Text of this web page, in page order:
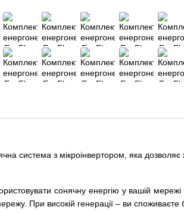
система з мікроінвертором, яка дозволяє
сонячну енергію у вашій
При високій генерації – ви